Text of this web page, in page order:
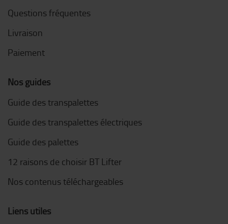
Questions fréquentes
Livraison
Paiement
Nos guides
Guide des transpalettes
Guide des transpalettes électriques
Guide des palettes
12 raisons de choisir BT Lifter
Nos contenus téléchargeables
Liens utiles